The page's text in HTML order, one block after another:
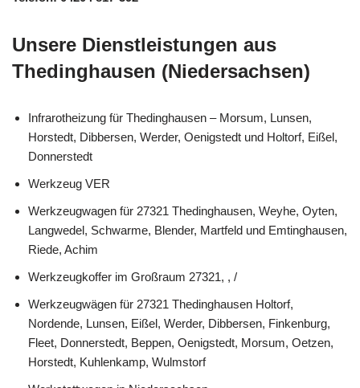
Unsere Dienstleistungen aus
Thedinghausen (Niedersachsen)
Infrarotheizung für Thedinghausen – Morsum, Lunsen,
Horstedt, Dibbersen, Werder, Oenigstedt und Holtorf, Eißel,
Donnerstedt
Werkzeug VER
Werkzeugwagen für 27321 Thedinghausen, Weyhe, Oyten,
Langwedel, Schwarme, Blender, Martfeld und Emtinghausen,
Riede, Achim
Werkzeugkoffer im Großraum 27321, , /
Werkzeugwägen für 27321 Thedinghausen Holtorf,
Nordende, Lunsen, Eißel, Werder, Dibbersen, Finkenburg,
Fleet, Donnerstedt, Beppen, Oenigstedt, Morsum, Oetzen,
Horstedt, Kuhlenkamp, Wulmstorf